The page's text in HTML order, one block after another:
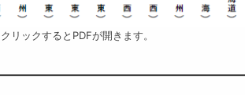
リックするとPDFが開きます。